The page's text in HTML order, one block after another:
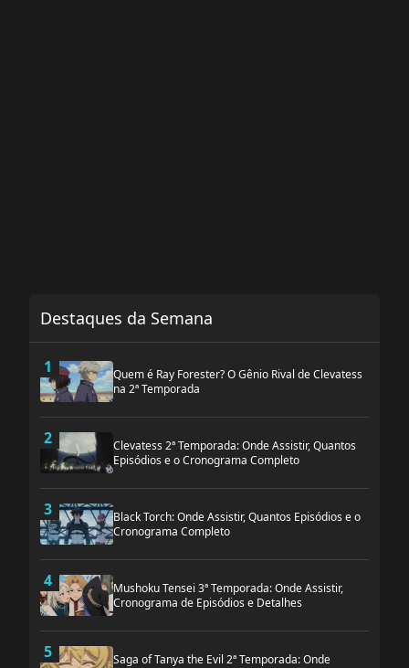
Destaques da Semana
1
Quem é Ray Forester? O Gênio Rival de Clevatess
na 2ª Temporada
2
Clevatess 2ª Temporada: Onde Assistir, Quantos
Episódios e o Cronograma Completo
3
Black Torch: Onde Assistir, Quantos Episódios e o
Cronograma Completo
4
Mushoku Tensei 3ª Temporada: Onde Assistir,
Cronograma de Episódios e Detalhes
5
Saga of Tanya the Evil 2ª Temporada: Onde